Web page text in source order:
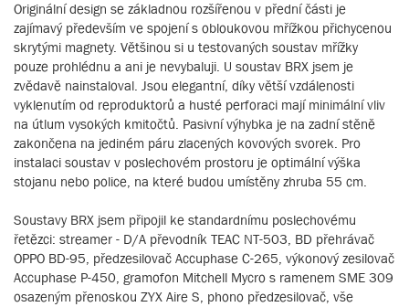
Originální design se základnou rozšířenou v přední části je
zajímavý především ve spojení s obloukovou mřížkou přichycenou
skrytými magnety. Většinou si u testovaných soustav mřížky
pouze prohlédnu a ani je nevybaluji. U soustav BRX jsem je
zvědavě nainstaloval. Jsou elegantní, díky větší vzdálenosti
vyklenutím od reproduktorů a husté perforaci mají minimální vliv
na útlum vysokých kmitočtů. Pasivní výhybka je na zadní stěně
zakončena na jediném páru zlacených kovových svorek. Pro
instalaci soustav v poslechovém prostoru je optimální výška
stojanu nebo police, na které budou umístěny zhruba 55 cm.
Soustavy BRX jsem připojil ke standardnímu poslechovému
řetězci: streamer - D/A převodník TEAC NT-503, BD přehrávač
OPPO BD-95, předzesilovač Accuphase C-265, výkonový zesilovač
Accuphase P-450, gramofon Mitchell Mycro s ramenem SME 309
osazeným přenoskou ZYX Aire S, phono předzesilovač, vše